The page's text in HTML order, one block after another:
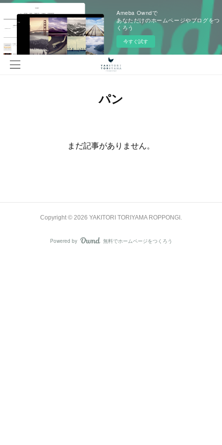
Ameba Owndで
あなただけのホームページやブログをつ
くろう
今すぐ試す
パン
まだ記事がありません。
Copyright © 2026 YAKITORI TORIYAMA ROPPONGI .
Powered by AmebaOwnd
無料でホームページをつくろう